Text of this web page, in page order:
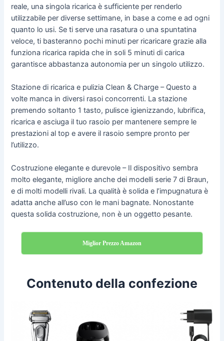
reale, una singola ricarica è sufficiente per renderlo
utilizzabile per diverse settimane, in base a come e ad ogni
quanto lo usi. Se ti serve una rasatura o una spuntatina
veloce, ti basteranno pochi minuti per ricaricare grazie alla
funziona ricarica rapida che in soli 5 minuti di carica
garantisce abbastanza autonomia per un singolo utilizzo.
Stazione di ricarica e pulizia Clean & Charge – Questo a
volte manca in diversi rasoi concorrenti. La stazione
premendo soltanto 1 tasto, pulisce igienizzando, lubrifica,
ricarica e asciuga il tuo rasoio per mantenere sempre le
prestazioni al top e avere il rasoio sempre pronto per
l’utilizzo.
Costruzione elegante e durevole – Il dispositivo sembra
molto elegante, migliore anche dei modelli serie 7 di Braun,
e di molti modelli rivali. La qualità è solida e l’impugnatura è
adatta anche all’uso con le mani bagnate. Nonostante
questa solida costruzione, non è un oggetto pesante.
Miglior Prezzo Amazon
Contenuto della confezione